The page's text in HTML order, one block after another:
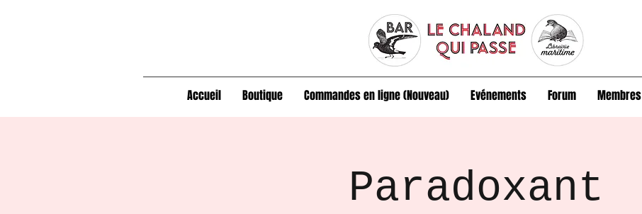
Accueil Boutique Commandes en ligne (Nouveau) Evénements Forum Membres
Paradoxant